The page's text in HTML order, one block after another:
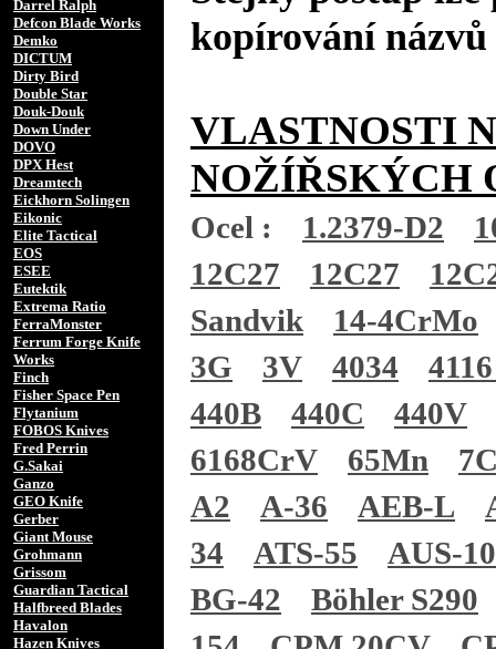
Darrel Ralph
Defcon Blade Works
Demko
DICTUM
Dirty Bird
Double Star
Douk-Douk
Down Under
DOVO
DPX Hest
Dreamtech
Eickhorn Solingen
Eikonic
Elite Tactical
EOS
ESEE
Eutektik
Extrema Ratio
FerraMonster
Ferrum Forge Knife
Works
Finch
Fisher Space Pen
Flytanium
FOBOS Knives
Fred Perrin
G.Sakai
Ganzo
GEO Knife
Gerber
Giant Mouse
Grohmann
Grissom
Guardian Tactical
Halfbreed Blades
Havalon
Hazen Knives
kopírování
VLASTNOSTI
NOŽÍŘSKÝCH
Ocel : 1.2379-D2
12C27
12C27
Sandvik
14-4CrMo
3G
3V 4034
440B
440C
440V
6168CrV
65Mn
A2
A-36 AEB-L
34
ATS-55
AUS-
BG-42
Böhler S290